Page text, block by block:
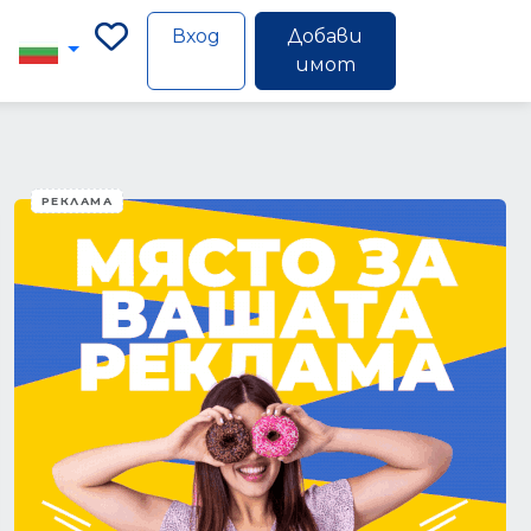
Вход
Добави
имот
РЕКЛАМА